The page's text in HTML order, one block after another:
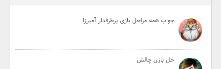
جواب همه مراحل بازی پرطرفدار آمیرزا
حل بازی چالش